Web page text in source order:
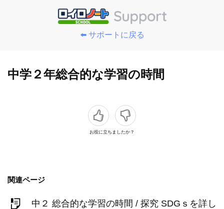
⬅️ サポートに戻る
中学２年総合的な学習の時間
お役に立ちましたか？
関連ページ
中２ 総合的な学習の時間 / 探究 SDGｓを詳し